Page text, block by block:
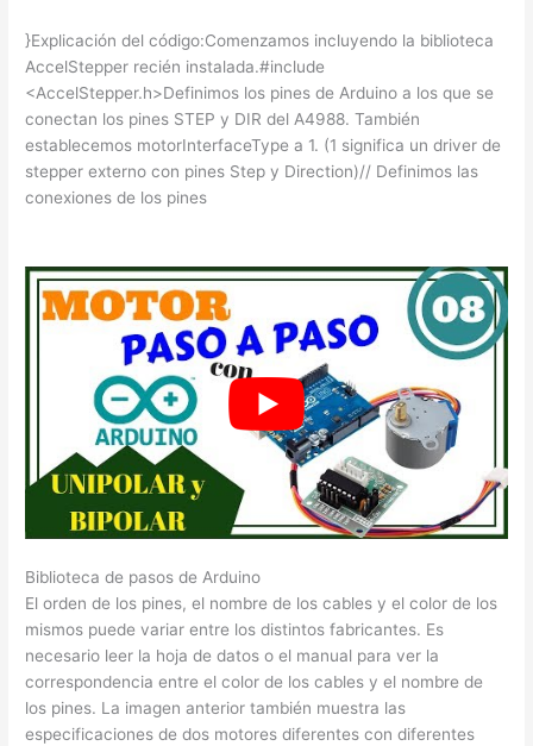
}Explicación del código:Comenzamos incluyendo la biblioteca
AccelStepper recién instalada.#include
<AccelStepper.h>Definimos los pines de Arduino a los que se
conectan los pines STEP y DIR del A4988. También
establecemos motorInterfaceType a 1. (1 significa un driver de
stepper externo con pines Step y Direction)// Definimos las
conexiones de los pines
Biblioteca de pasos de Arduino
El orden de los pines, el nombre de los cables y el color de los
mismos puede variar entre los distintos fabricantes. Es
necesario leer la hoja de datos o el manual para ver la
correspondencia entre el color de los cables y el nombre de
los pines. La imagen anterior también muestra las
especificaciones de dos motores diferentes con diferentes